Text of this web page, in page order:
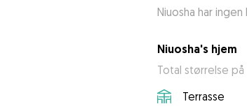
Niuosha har
Niuosha's hjem
Total størrelse
Terrasse